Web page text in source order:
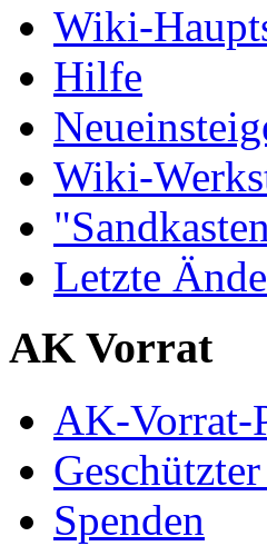
Wiki-
Hilfe
Wiki-
Letzte
AK Vorrat
AK-Vorrat-
Spenden